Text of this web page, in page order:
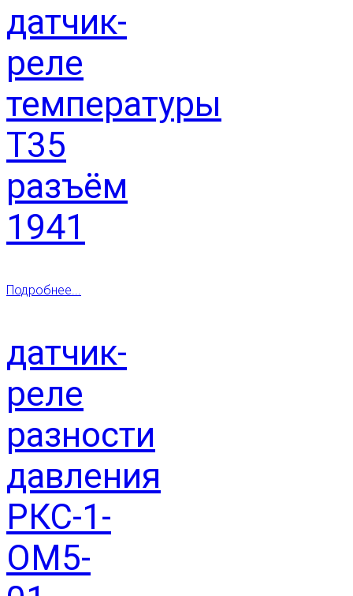
датчик-
реле
температуры
Т35
разъём
1941
Подробнее...
датчик-
реле
разности
давления
РКС-1-
ОМ5-